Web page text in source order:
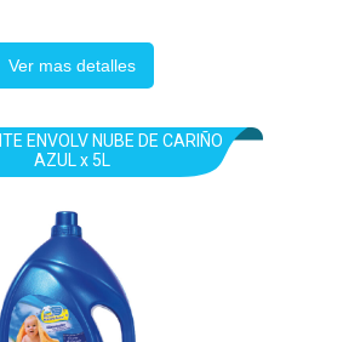
Ver mas detalles
ENVOLV NUBE DE CARIÑO
AZUL x 5L